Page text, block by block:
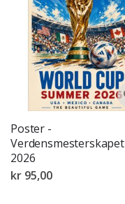
Poster -
Verdensmesterskapet
2026
kr 95,00